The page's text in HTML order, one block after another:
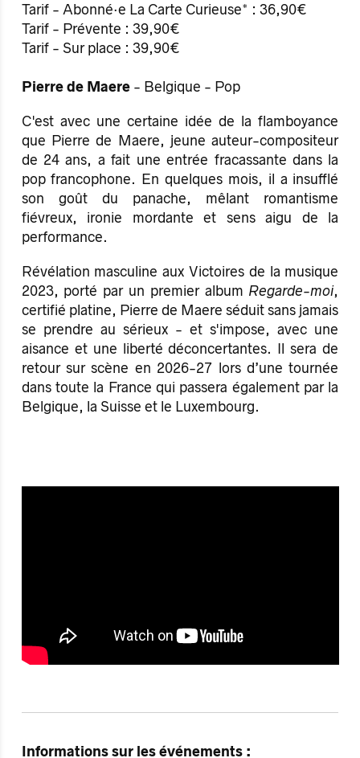
Tarif - Abonné·e La Carte Curieuse* : 36,90€
Tarif - Prévente : 39,90€
Tarif - Sur place : 39,90€
Pierre de Maere - Belgique - Pop
C'est avec une certaine idée de la flamboyance
que Pierre de Maere, jeune auteur-compositeur
de 24 ans, a fait une entrée fracassante dans la
pop francophone. En quelques mois, il a insufflé
son goût du panache, mêlant romantisme
fiévreux, ironie mordante et sens aigu de la
performance.
Révélation masculine aux Victoires de la musique
2023, porté par un premier album Regarde-moi,
certifié platine, Pierre de Maere séduit sans jamais
se prendre au sérieux - et s'impose, avec une
aisance et une liberté déconcertantes. Il sera de
retour sur scène en 2026-27 lors d’une tournée
dans toute la France qui passera également par la
Belgique, la Suisse et le Luxembourg.
Informations sur les événements :